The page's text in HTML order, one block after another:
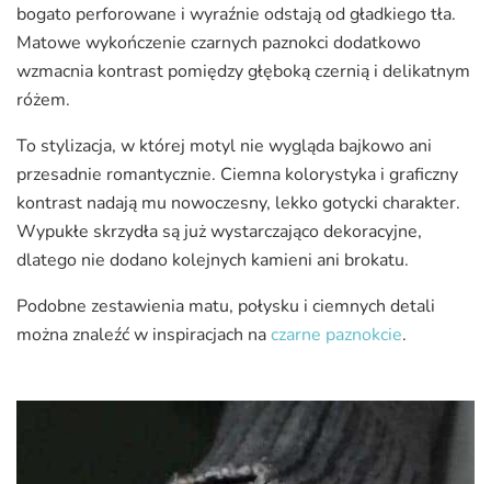
bogato perforowane i wyraźnie odstają od gładkiego tła.
Matowe wykończenie czarnych paznokci dodatkowo
wzmacnia kontrast pomiędzy głęboką czernią i delikatnym
różem.
To stylizacja, w której motyl nie wygląda bajkowo ani
przesadnie romantycznie. Ciemna kolorystyka i graficzny
kontrast nadają mu nowoczesny, lekko gotycki charakter.
Wypukłe skrzydła są już wystarczająco dekoracyjne,
dlatego nie dodano kolejnych kamieni ani brokatu.
Podobne zestawienia matu, połysku i ciemnych detali
można znaleźć w inspiracjach naczarne paznokcie.